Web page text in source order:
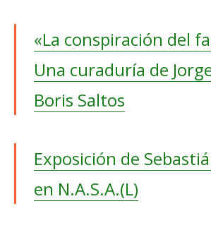
«La conspiración del
Una curaduría de
Boris Saltos
Exposición de
en N.A.S.A.(L)